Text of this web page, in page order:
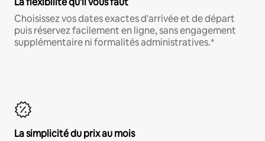
Choisissez vos dates exactes d'arrivée et de départ
puis réservez facilement en ligne, sans engagement
supplémentaire ni formalités administratives.*
La simplicité du prix au mois